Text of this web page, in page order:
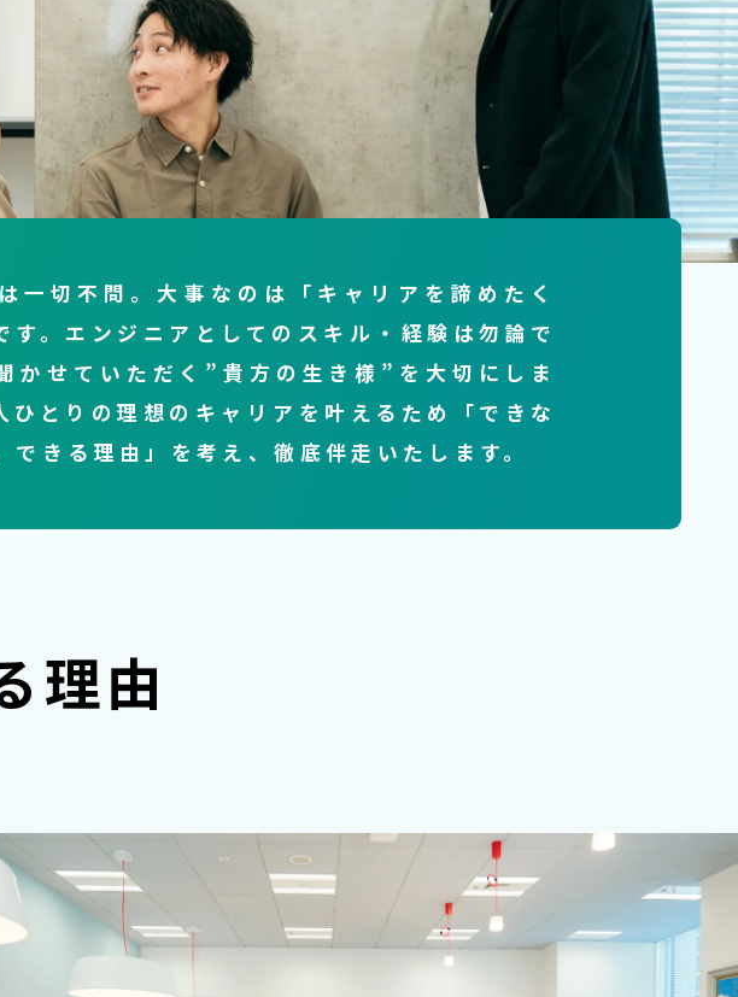
一切不問。大事なのは「キャリアを諦めたく
す。エンジニアとしてのスキル・経験は勿論で
かせていただく”貴方の生き様”を大切にしま
ひとりの理想のキャリアを叶えるため「できな
できる理由」を考え、徹底伴走いたします。
理由